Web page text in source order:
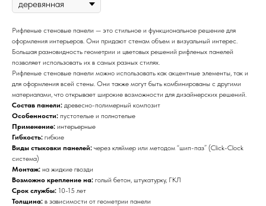
Рифленые стеновые панели — это стильное и функциональное решение для
оформления интерьеров. Они придают стенам объем и визуальный интерес.
Большая разновидность геометрии и цветовых решений рифленых панелей
позволяет использовать их в самых разных стилях.
Рифленые стеновые панели можно использовать как акцентные элементы, так и
для оформления всей стены. Они также могут быть комбинированы с другими
материалами, что открывает широкие возможности для дизайнерских решений.
Состав панели: древесно-полимерный композит
Особенности: пустотелые и полнотелые
Применение: интерьерные
Гибкость: гибкие
Виды стыковки панелей: через кляймер или методом “шип-паз” (Click-Clock
система)
Монтаж: на жидкие гвозди
Возможно крепление на: голый бетон, штукатурку, ГКЛ
Срок службы: 10-15 лет
Толщина: в зависимости от геометрии панели